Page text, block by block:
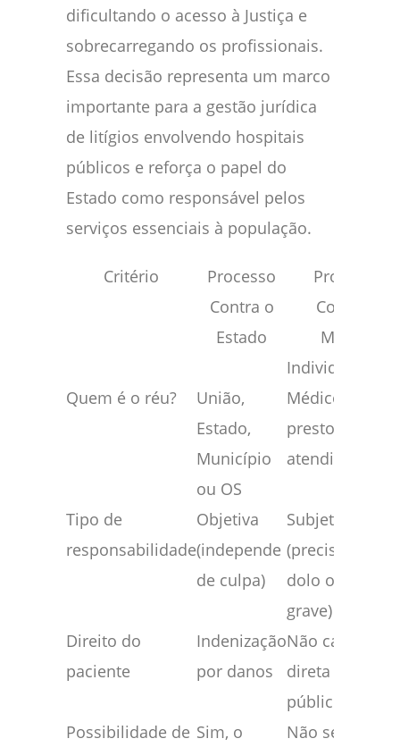
dificultando o acesso à Justiça e
sobrecarregando os profissionais.
Essa decisão representa um marco
importante para a gestão jurídica
de litígios envolvendo hospitais
públicos e reforça o papel do
Estado como responsável pelos
serviços essenciais à população.
Critério
Processo
Contra o
Estado
Processo
Contra o
Médico
Quem é o réu?
União,
Estado,
Município
ou OS
Médico que
prestou
atendimento
Tipo de
responsabilidade
Objetiva
(independe
de culpa)
Subjetiva
(precisa provar
dolo ou culpa
grave)
Direito do
paciente
Indenização
por danos
Não cabe ação
direta por erro
público
Possibilidade de Sim, o
Não se aplica